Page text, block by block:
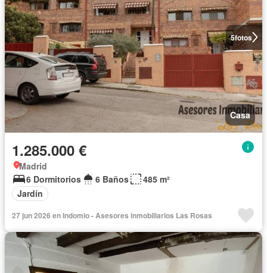
5fotos
Casa
1.285.000 €
Madrid
6 Dormitorios
6 Baños
485 m²
Jardín
27 jun 2026 en Indomio - Asesores inmobiliarios Las Rosas